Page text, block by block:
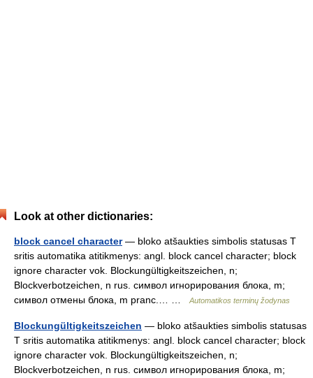
Look at other dictionaries:
block cancel character— bloko atšaukties simbolis statusas T
sritis automatika atitikmenys: angl. block cancel character; block
ignore character vok. Blockungültigkeitszeichen, n;
Blockverbotzeichen, n rus. символ игнорирования блока, m;
символ отмены блока, m pranc.… …
Automatikos terminų žodynas
Blockungültigkeitszeichen — bloko atšaukties simbolis statusas
T sritis automatika atitikmenys: angl. block cancel character; block
ignore character vok. Blockungültigkeitszeichen, n;
Blockverbotzeichen, n rus. символ игнорирования блока, m;